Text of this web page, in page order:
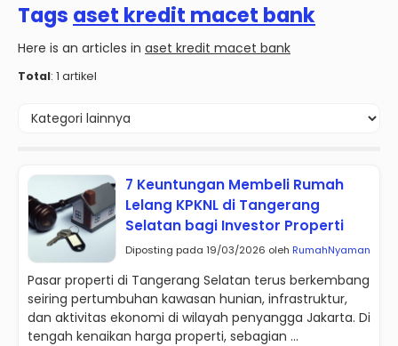
Tags aset kredit macet bank
Here is an articles in aset kredit macet bank
Total: 1 artikel
7 Keuntungan Membeli Rumah
Lelang KPKNL di Tangerang
Selatan bagi Investor Properti
Diposting pada 19/03/2026 oleh RumahNyaman
Pasar properti di Tangerang Selatan terus berkembang
seiring pertumbuhan kawasan hunian, infrastruktur,
dan aktivitas ekonomi di wilayah penyangga Jakarta. Di
tengah kenaikan harga properti, sebagian ...